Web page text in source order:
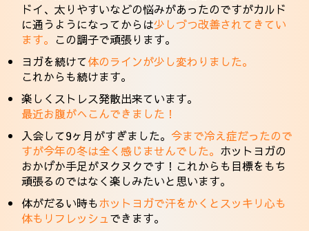
ドイ、太りやすいなどの悩みがあったのですがカルド
に通うようになってからは少しづつ改善されてきてい
ます。 この調子で頑張ります。
ヨガを続けて体のラインが少し変わりました。
これからも続けます。
楽しくストレス発散出来ています。
最近お腹がへこんできました！
入会して9ヶ月がすぎました。 今まで冷え症だったので
すが今年の冬は全く感じませんでした。 ホットヨガの
おかげか手足がヌクヌクです！これからも目標をもち
頑張るのではなく楽しみたいと思います。
体がだるい時もホットヨガで汗をかくとスッキリ心も
体もリフレッシュできます。